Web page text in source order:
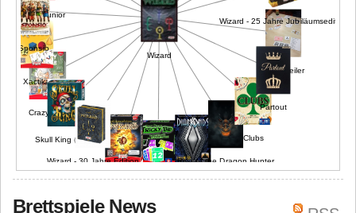
Wizard
Wizard Junior
Tricky Bid
Crazy Lab
Xactika
Skull King (2013)
Geile Keiler
Rise of the Dragon Hunter
Sponsio
Clubs
Partout
Wizard - 25 Jahre Jubiläumsedition
Wizard - 30 Jahre Edition
Brettspiele News